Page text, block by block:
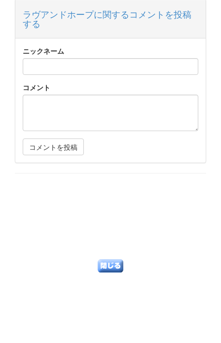
ラヴアンドホープに関するコメントを投稿
する
ニックネーム
コメント